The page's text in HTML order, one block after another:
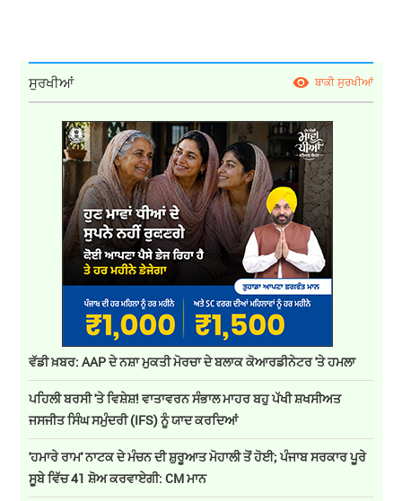
ਸੁਰਖੀਆਂ ਬਾਕੀ ਸੁਰਖੀਆਂ
ਵੱਡੀ ਖ਼ਬਰ: AAP ਦੇ ਨਸ਼ਾ ਮੁਕਤੀ ਮੋਰਚਾ ਦੇ ਬਲਾਕ ਕੋਆਰਡੀਨੇਟਰ 'ਤੇ ਹਮਲਾ
ਪਹਿਲੀ ਬਰਸੀ 'ਤੇ ਵਿਸ਼ੇਸ਼! ਵਾਤਾਵਰਨ ਸੰਭਾਲ ਮਾਹਰ ਬਹੁ ਪੱਖੀ ਸ਼ਖਸੀਅਤ
ਜਸਜੀਤ ਸਿੰਘ ਸਮੁੰਦਰੀ (IFS) ਨੂੰ ਯਾਦ ਕਰਦਿਆਂ
'ਹਮਾਰੇ ਰਾਮ' ਨਾਟਕ ਦੇ ਮੰਚਨ ਦੀ ਸ਼ੁਰੂਆਤ ਮੋਹਾਲੀ ਤੋਂ ਹੋਈ; ਪੰਜਾਬ ਸਰਕਾਰ ਪੂਰੇ
ਸੂਬੇ ਵਿੱਚ 41 ਸ਼ੋਅ ਕਰਵਾਏਗੀ: CM ਮਾਨ